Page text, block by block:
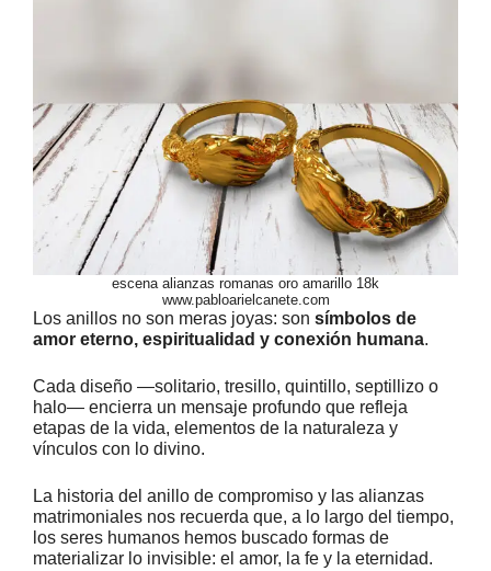
escena alianzas romanas oro amarillo 18k
www.pabloarielcanete.com
Los anillos no son meras joyas: son símbolos de
amor eterno, espiritualidad y conexión humana.
Cada diseño —solitario, tresillo, quintillo, septillizo o
halo— encierra un mensaje profundo que refleja
etapas de la vida, elementos de la naturaleza y
vínculos con lo divino.
La historia del anillo de compromiso y las alianzas
matrimoniales nos recuerda que, a lo largo del tiempo,
los seres humanos hemos buscado formas de
materializar lo invisible: el amor, la fe y la eternidad.